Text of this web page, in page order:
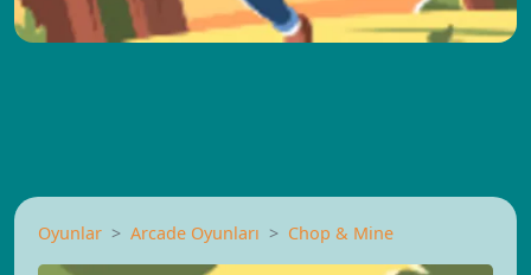
Oyunlar Arcade Oyunları Chop & Mine